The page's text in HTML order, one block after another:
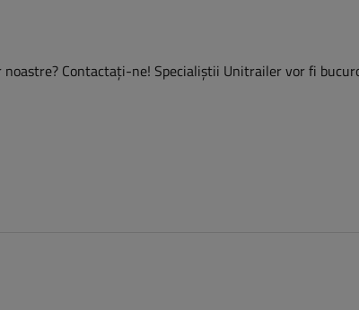
Contactaţi-ne! Specialiștii Unitrailer vor fi